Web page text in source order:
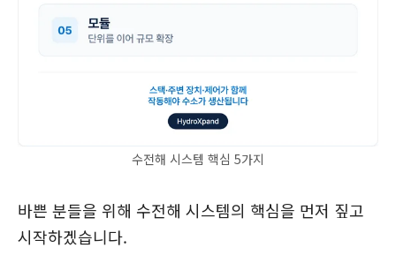
수전해 시스템 핵심 5가지
바쁜 분들을 위해 수전해 시스템의 핵심을 먼저 짚고
시작하겠습니다.